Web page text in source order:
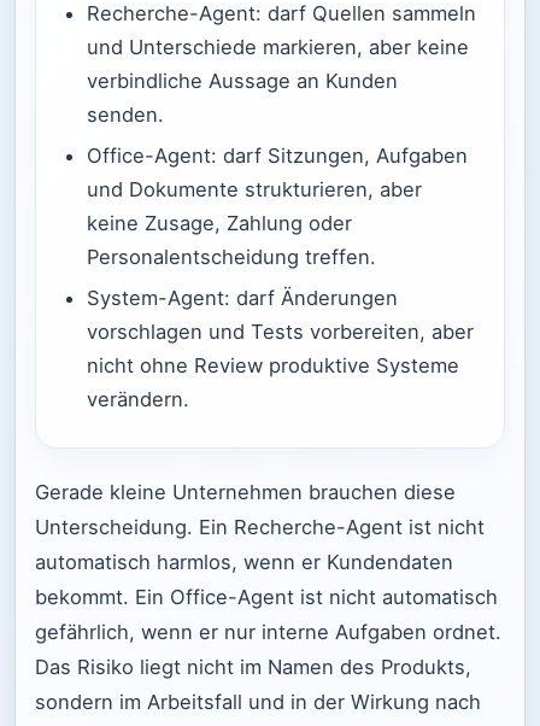
Recherche-Agent: darf Quellen sammeln
und Unterschiede markieren, aber keine
verbindliche Aussage an Kunden
senden.
Office-Agent: darf Sitzungen, Aufgaben
und Dokumente strukturieren, aber
keine Zusage, Zahlung oder
Personalentscheidung treffen.
System-Agent: darf Änderungen
vorschlagen und Tests vorbereiten, aber
nicht ohne Review produktive Systeme
verändern.
Gerade kleine Unternehmen brauchen diese
Unterscheidung. Ein Recherche-Agent ist nicht
automatisch harmlos, wenn er Kundendaten
bekommt. Ein Office-Agent ist nicht automatisch
gefährlich, wenn er nur interne Aufgaben ordnet.
Das Risiko liegt nicht im Namen des Produkts,
sondern im Arbeitsfall und in der Wirkung nach